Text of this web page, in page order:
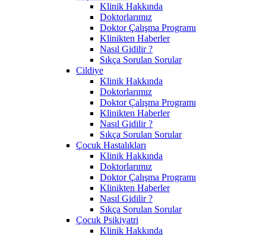
Klinik Hakkında
Doktorlarımız
Doktor Çalışma Programı
Klinikten Haberler
Nasıl Gidilir ?
Sıkça Sorulan Sorular
Cildiye
Klinik Hakkında
Doktorlarımız
Doktor Çalışma Programı
Klinikten Haberler
Nasıl Gidilir ?
Sıkça Sorulan Sorular
Çocuk Hastalıkları
Klinik Hakkında
Doktorlarımız
Doktor Çalışma Programı
Klinikten Haberler
Nasıl Gidilir ?
Sıkça Sorulan Sorular
Çocuk Psikiyatri
Klinik Hakkında